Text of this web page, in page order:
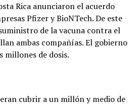
Rica anunciaron el acuerdo
Pfizer y BioNTech. De este
de la vacuna contra el
ambas compañías. El gobierno
millones de dosis.
cubrir a un millón y medio de